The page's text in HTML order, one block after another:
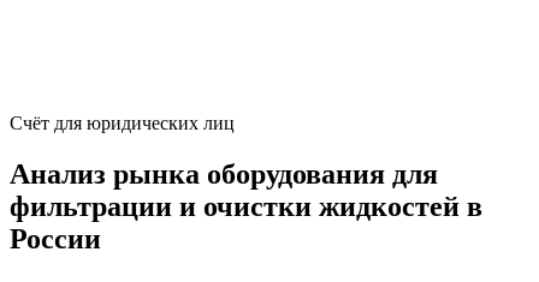
Счёт для юридических лиц
Анализ рынка оборудования для
фильтрации и очистки жидкостей в
России